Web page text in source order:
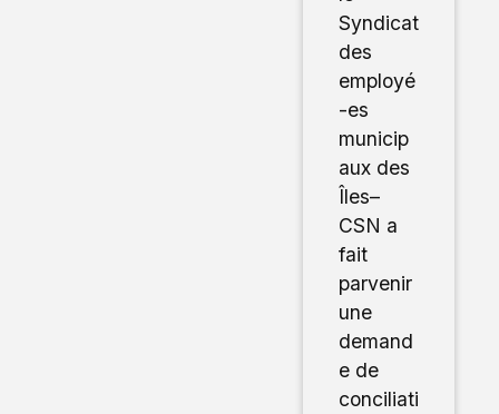
Syndicat
des
employé
-es
municip
aux des
Îles–
CSN a
fait
parvenir
une
demand
e de
conciliati